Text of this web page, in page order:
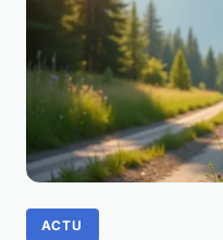
ACTU